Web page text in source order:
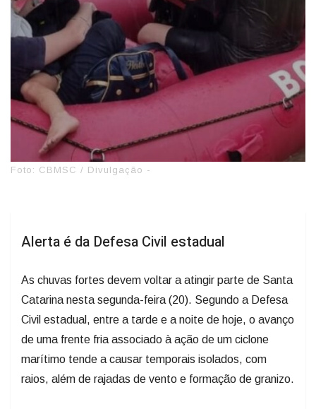
Foto: CBMSC / Divulgação -
Alerta é da Defesa Civil estadual
As chuvas fortes devem voltar a atingir parte de Santa
Catarina nesta segunda-feira (20). Segundo a Defesa
Civil estadual, entre a tarde e a noite de hoje, o avanço
de uma frente fria associado à ação de um ciclone
marítimo tende a causar temporais isolados, com
raios, além de rajadas de vento e formação de granizo.